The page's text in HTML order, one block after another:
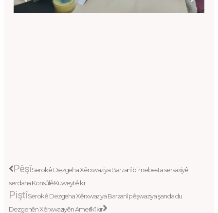
PêşîSerokê Dezgeha Xêrxwaziya Barzanî bi mebesta sersaxiyê
serdana Konsûlê Kuweytê kir
PiştîSerokê Dezgeha Xêrxwaziya Barzanî pêşwaziya şanda du
Dezgehên Xêrxwaziyên Amerîkî kir